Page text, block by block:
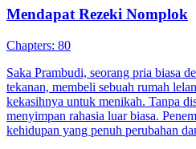
Mendapat Rezeki Nomplok
Chapters: 80
Saka Prambudi, seorang pria biasa
tekanan, membeli sebuah rumah
kekasihnya untuk menikah. Tanpa
menyimpan rahasia luar biasa.
kehidupan yang penuh perubahan